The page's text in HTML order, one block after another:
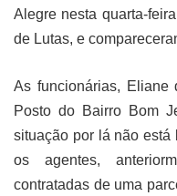
Alegre nesta quarta-
de Lutas, e
As funcionárias,
Posto do Bairro Bom
situação por lá não está
os agentes,
contratadas de uma